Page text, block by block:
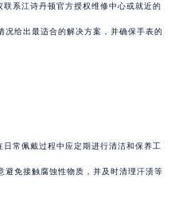
系江诗丹顿官方授权维修中心或就近的
况给出最适合的解决方案，并确保手表的
常佩戴过程中应定期进行清洁和保养工
避免接触腐蚀性物质，并及时清理汗渍等